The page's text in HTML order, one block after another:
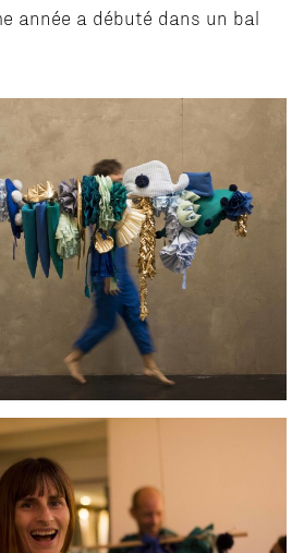
année a débuté dans un bal